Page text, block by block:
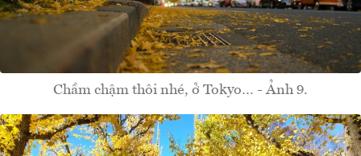
Chầm chậm thôi nhé, ở Tokyo… - Ảnh 9.